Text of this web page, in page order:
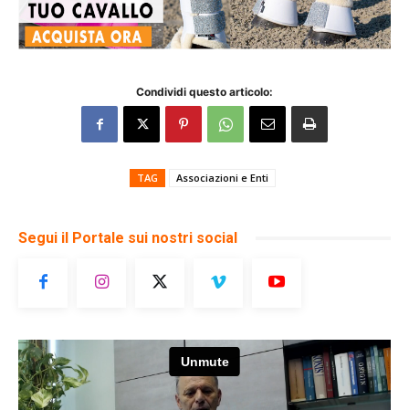
Condividi questo articolo:
TAG Associazioni e Enti
Segui il Portale sui nostri social